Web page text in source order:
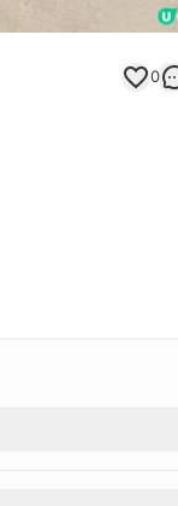
0